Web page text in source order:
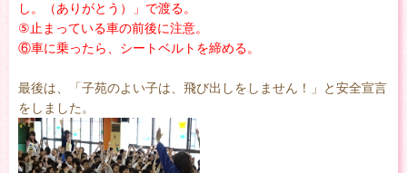
し。（ありがとう）」で渡る。
⑤止まっている車の前後に注意。
⑥車に乗ったら、シートベルトを締める。
最後は、「子苑のよい子は、飛び出しをしません！」と安全宣言
をしました。